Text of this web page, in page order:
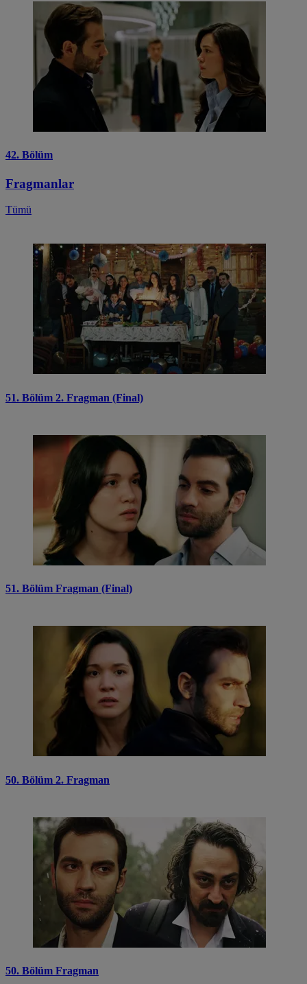
42. Bölüm
Fragmanlar
Tümü
51. Bölüm 2. Fragman (Final)
51. Bölüm Fragman (Final)
50. Bölüm 2. Fragman
50. Bölüm Fragman